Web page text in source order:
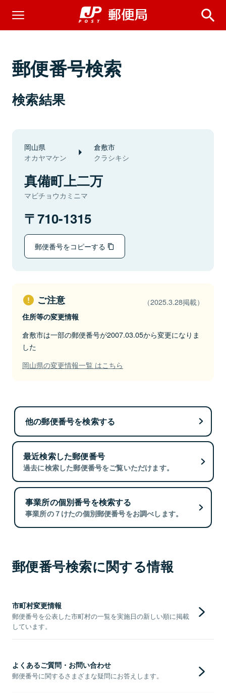
郵便番号検索
検索結果
岡山県
オカヤマケン
倉敷市
クラシキシ
真備町上二万
マビチョウカミニマ
710-1315
郵便番号をコピーする
ご注意 （2025.3.28掲載）
住所等の変更情報
倉敷市は一部の郵便番号が2007.03.05から変更になりま
した
岡山県の変更情報一覧 はこちら
他の郵便番号を検索する
最近検索した郵便番号
過去に検索した郵便番号をご覧いただけます。
事業所の個別番号を検索する
事業所の７けたの個別郵便番号をお調べします。
郵便番号検索に関する情報
市町村変更情報
郵便番号を公表した市町村の一覧を実施日の新しい順に掲載
しています。
よくあるご質問・お問い合わせ
郵便番号に関するさまざまな疑問にお答えします。